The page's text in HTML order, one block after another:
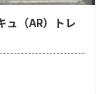
ュ（AR）トレ